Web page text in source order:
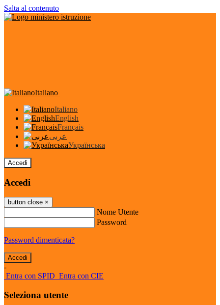
Salta al contenuto
Italiano
Italiano
English
Français
عربى
Українська
Accedi
Accedi
button close ×
Nome Utente
Password
Password dimenticata?
-
Entra con SPID Entra con CIE
Seleziona utente